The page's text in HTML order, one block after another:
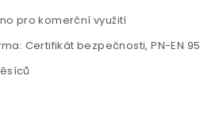
pro komerční využití
Certifikát bezpečnosti, PN-EN